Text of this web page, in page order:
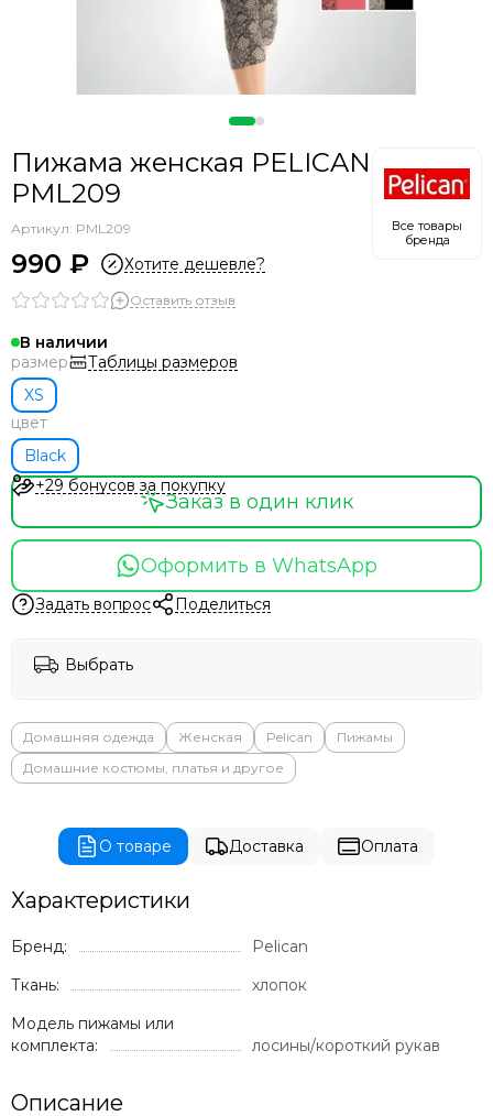
Пижама женская PELICAN
PML209
Артикул: PML209
990 ₽ Хотите дешевле?
Все товары
бренда
Оставить отзыв
В наличии
размер
Таблицы размеров
XS
цвет
Black
+29 бонусов за покупку
Оформить в WhatsApp
Заказ в один клик
Задать вопрос Поделиться
Выбрать
Домашняя одежда Женская Pelican
Пижамы
Домашние костюмы, платья и другое
О товаре Доставка Оплата
Характеристики
Бренд:
Pelican
Ткань:
хлопок
Модель пижамы или
комплекта:
лосины/короткий рукав
Описание